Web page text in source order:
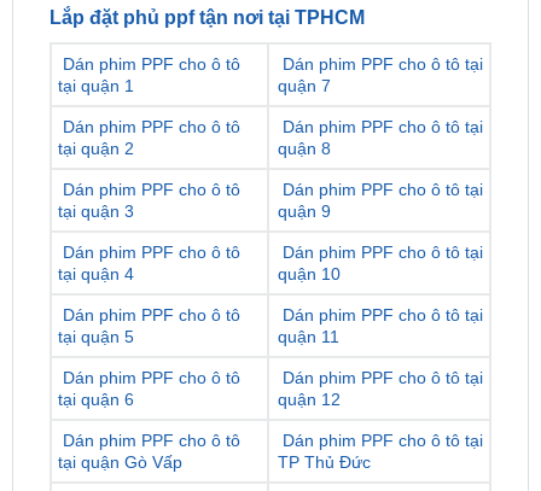
tại quận 1
quận 7
Dán phim PPF cho ô tô
tại quận 2
Dán phim PPF cho ô tô tại
quận 8
Dán phim PPF cho ô tô
tại quận 3
Dán phim PPF cho ô tô tại
quận 9
Dán phim PPF cho ô tô
tại quận 4
Dán phim PPF cho ô tô tại
quận 10
Dán phim PPF cho ô tô
tại quận 5
Dán phim PPF cho ô tô tại
quận 11
Dán phim PPF cho ô tô
tại quận 6
Dán phim PPF cho ô tô tại
quận 12
Dán phim PPF cho ô tô
tại quận Gò Vấp
Dán phim PPF cho ô tô tại
TP Thủ Đức
Dán phim PPF cho ô tô
tại quận Tân Bình
Dán phim PPF cho ô tô tại
quận Bình Tân